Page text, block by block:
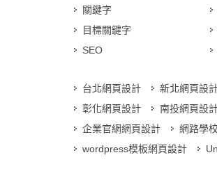
關鍵字
目標關鍵字
SEO
台北網頁設計 新北網頁設
彰化網頁設計
南投網頁設
企業官網網頁設計
網路學
wordpress模板網頁設計